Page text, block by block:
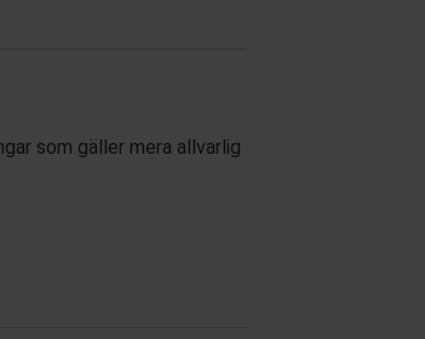
som gäller mera allvarlig